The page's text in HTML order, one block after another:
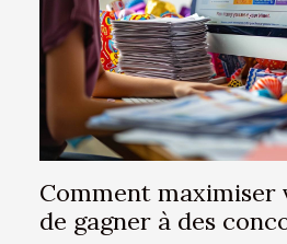
Comment maximiser
de gagner à des